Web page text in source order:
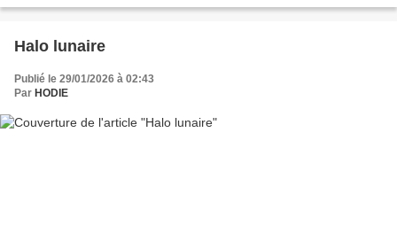
Halo lunaire
Publié le 29/01/2026 à 02:43
Par HODIE